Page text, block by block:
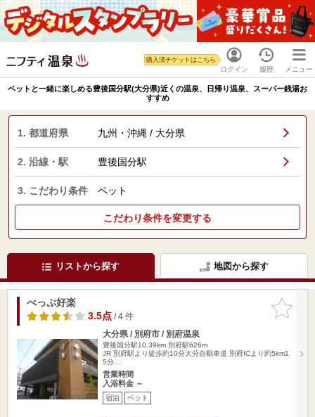
ログイン
購入済チケットはこちら
履歴 メニュー
ペットと一緒に楽しめる豊後国分駅(大分県)近くの温泉、日帰り温泉、スーパー銭湯お
すすめ
1. 都道府県 九州・沖縄 / 大分県
2. 沿線・駅 豊後国分駅
3. こだわり条件 ペット
こだわり条件を変更する
リストから探す 地図から探す
お気に入
りに追加
べっぷ好楽
3.5点/ 4 件
大分県 / 別府市 / 別府温泉
豊後国分駅10.39km 別府駅626m
JR 別府駅より徒歩約10分大分自動車道 別府ICより約5km1
5分…
営業時間
入浴料金 ～
宿泊 ペット